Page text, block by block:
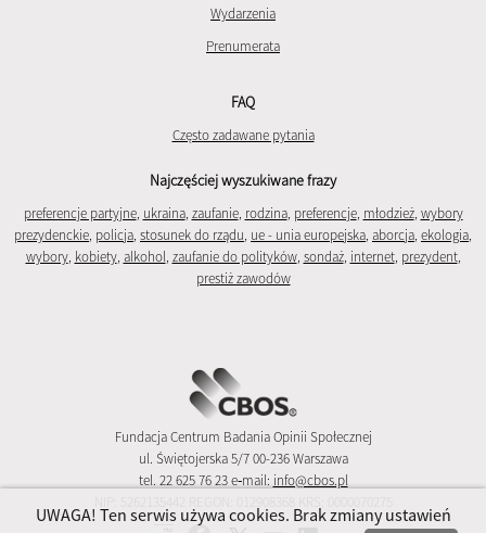
UWAGA! Ten serwis używa cookies. Brak zmiany ustawień
Wydarzenia
Prenumerata
FAQ
Często zadawane pytania
Najczęściej wyszukiwane frazy
preferencje partyjne, ukraina, zaufanie, rodzina, preferencje, młodzież, wybory
prezydenckie, policja, stosunek do rządu, ue - unia europejska, aborcja, ekologia,
wybory, kobiety, alkohol, zaufanie do polityków, sondaż, internet, prezydent,
prestiż zawodów
Fundacja Centrum Badania Opinii Społecznej
ul. Świętojerska 5/7 00-236 Warszawa
tel. 22 625 76 23 e‑mail: info@cbos.pl